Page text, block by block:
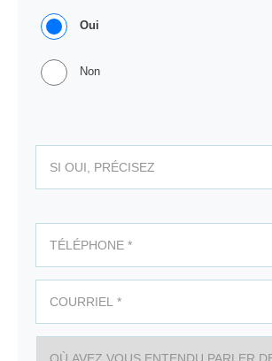
Oui
Non